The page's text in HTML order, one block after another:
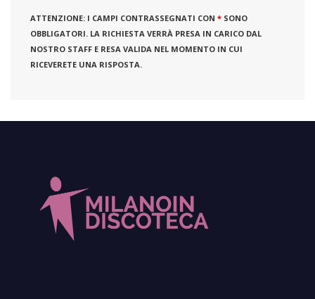
ATTENZIONE: I CAMPI CONTRASSEGNATI CON * SONO
OBBLIGATORI. LA RICHIESTA VERRÀ PRESA IN CARICO DAL
NOSTRO STAFF E RESA VALIDA NEL MOMENTO IN CUI
RICEVERETE UNA RISPOSTA.